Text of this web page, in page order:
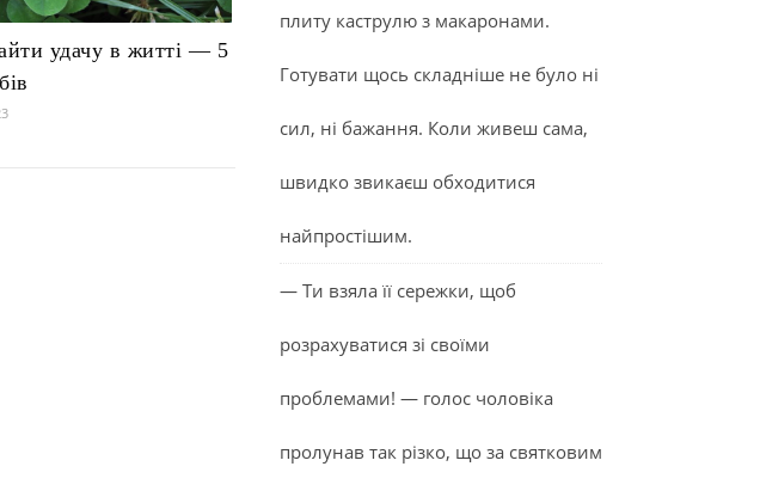
удачу в житті — 5
плиту каструлю з макаронами.
Готувати щось складніше не було ні
сил, ні бажання. Коли живеш сама,
швидко звикаєш обходитися
найпростішим.
— Ти взяла її сережки, щоб
розрахуватися зі своїми
проблемами! — голос чоловіка
пролунав так різко, що за святковим